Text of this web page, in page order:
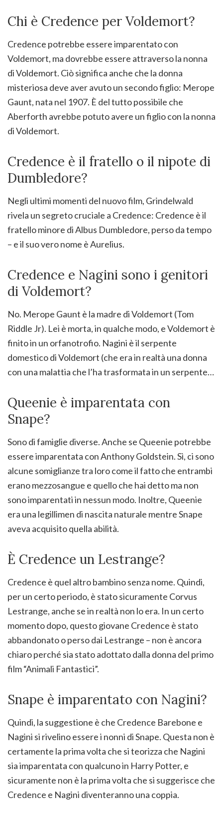
Chi è Credence per Voldemort?
Credence potrebbe essere imparentato con
Voldemort, ma dovrebbe essere attraverso la nonna
di Voldemort. Ciò significa anche che la donna
misteriosa deve aver avuto un secondo figlio: Merope
Gaunt, nata nel 1907. È del tutto possibile che
Aberforth avrebbe potuto avere un figlio con la nonna
di Voldemort.
Credence è il fratello o il nipote di
Dumbledore?
Negli ultimi momenti del nuovo film, Grindelwald
rivela un segreto cruciale a Credence: Credence è il
fratello minore di Albus Dumbledore, perso da tempo
– e il suo vero nome è Aurelius.
Credence e Nagini sono i genitori
di Voldemort?
No. Merope Gaunt è la madre di Voldemort (Tom
Riddle Jr). Lei è morta, in qualche modo, e Voldemort è
finito in un orfanotrofio. Nagini è il serpente
domestico di Voldemort (che era in realtà una donna
con una malattia che l’ha trasformata in un serpente…
Queenie è imparentata con
Snape?
Sono di famiglie diverse. Anche se Queenie potrebbe
essere imparentata con Anthony Goldstein. Sì, ci sono
alcune somiglianze tra loro come il fatto che entrambi
erano mezzosangue e quello che hai detto ma non
sono imparentati in nessun modo. Inoltre, Queenie
era una legillimen di nascita naturale mentre Snape
aveva acquisito quella abilità.
È Credence un Lestrange?
Credence è quel altro bambino senza nome. Quindi,
per un certo periodo, è stato sicuramente Corvus
Lestrange, anche se in realtà non lo era. In un certo
momento dopo, questo giovane Credence è stato
abbandonato o perso dai Lestrange – non è ancora
chiaro perché sia stato adottato dalla donna del primo
film “Animali Fantastici”.
Snape è imparentato con Nagini?
Quindi, la suggestione è che Credence Barebone e
Nagini si rivelino essere i nonni di Snape. Questa non è
certamente la prima volta che si teorizza che Nagini
sia imparentata con qualcuno in Harry Potter, e
sicuramente non è la prima volta che si suggerisce che
Credence e Nagini diventeranno una coppia.